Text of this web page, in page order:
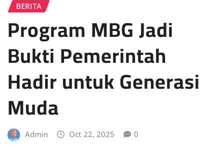
BERITA
Program MBG Jadi
Bukti Pemerintah
Hadir untuk Generasi
Muda
Admin Oct 22, 2025 0